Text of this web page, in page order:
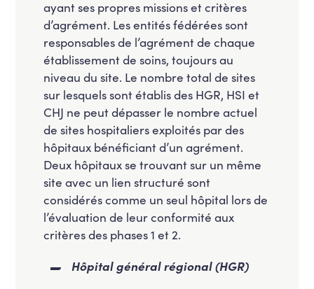
ayant ses propres missions et critères
d’agrément. Les entités fédérées sont
responsables de l’agrément de chaque
établissement de soins, toujours au
niveau du site. Le nombre total de sites
sur lesquels sont établis des HGR, HSI et
CHJ ne peut dépasser le nombre actuel
de sites hospitaliers exploités par des
hôpitaux bénéficiant d’un agrément.
Deux hôpitaux se trouvant sur un même
site avec un lien structuré sont
considérés comme un seul hôpital lors de
l’évaluation de leur conformité aux
critères des phases 1 et 2.
Hôpital général régional (HGR)